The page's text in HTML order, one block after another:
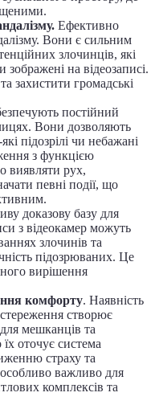
Ефективно
Вони є сильним
злочинців, які
зображені на відеозаписі.
захистити громадські
постійний
Вони дозволяють
підозрілі чи небажані
з функцією
виявляти рух,
певні події, що
доказову базу для
з відеокамер можуть
злочинів та
підозрюваних. Це
вирішення
комфорту. Наявність
створює
мешканців та
оточує система
страху та
важливо для
комплексів та